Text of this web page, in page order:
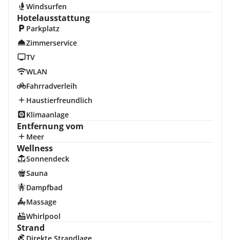
Windsurfen
Hotelausstattung
Parkplatz
Zimmerservice
TV
WLAN
Fahrradverleih
Haustierfreundlich
Klimaanlage
Entfernung vom
Meer
Wellness
Sonnendeck
Sauna
Dampfbad
Massage
Whirlpool
Strand